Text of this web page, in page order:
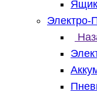
Электро-